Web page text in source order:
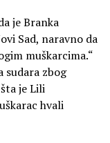
je Branka
Sad, naravno da
muškarcima.“
sudara zbog
je Lili
hvali